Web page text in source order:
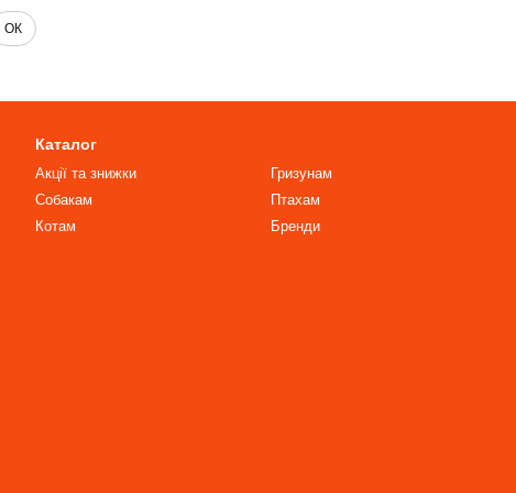
ОК
Каталог
Акції та знижки
Собакам
Котам
Гризунам
Птахам
Бренди